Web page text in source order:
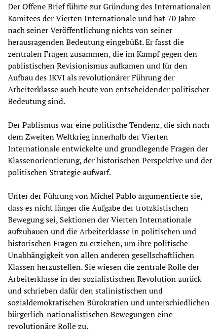
Der Offene Brief führte zur Gründung des Internationalen
Komitees der Vierten Internationale und hat 70 Jahre
nach seiner Veröffentlichung nichts von seiner
herausragenden Bedeutung eingebüßt. Er fasst die
zentralen Fragen zusammen, die im Kampf gegen den
pablistischen Revisionismus aufkamen und für den
Aufbau des IKVI als revolutionärer Führung der
Arbeiterklasse auch heute von entscheidender politischer
Bedeutung sind.
Der Pablismus war eine politische Tendenz, die sich nach
dem Zweiten Weltkrieg innerhalb der Vierten
Internationale entwickelte und grundlegende Fragen der
Klassenorientierung, der historischen Perspektive und der
politischen Strategie aufwarf.
Unter der Führung von Michel Pablo argumentierte sie,
dass es nicht länger die Aufgabe der trotzkistischen
Bewegung sei, Sektionen der Vierten Internationale
aufzubauen und die Arbeiterklasse in politischen und
historischen Fragen zu erziehen, um ihre politische
Unabhängigkeit von allen anderen gesellschaftlichen
Klassen herzustellen. Sie wiesen die zentrale Rolle der
Arbeiterklasse in der sozialistischen Revolution zurück
und schrieben dafür den stalinistischen und
sozialdemokratischen Bürokratien und unterschiedlichen
bürgerlich-nationalistischen Bewegungen eine
revolutionäre Rolle zu.